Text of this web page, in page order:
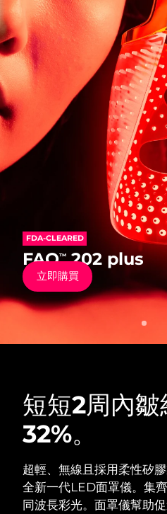
FAQ™202
抗老矽膠彩光面罩儀
立即購買
FDA-CLEARED
FAQ™202 plus
立即購買
短短2周內
32%。
超輕、無線且採用柔性矽
全新一代LED面罩儀。集
同波長彩光。面罩儀幫助
issa™ Teeth Whitening
FAQ™ Dual LED Panel
熱門產品
特別優惠
LUNA™ 4
Anti-aging
BEAR™ 2 套
Microcurrent
Türkçe
简体中文
發貨國家
美國
英國
法國
德國
加拿大
奧地利
巴林
比利時
百慕達